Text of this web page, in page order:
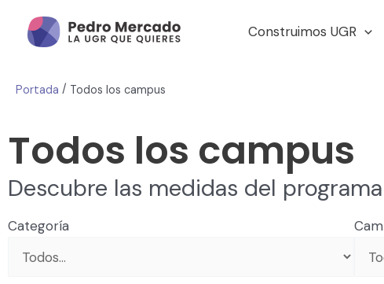
Construimos UGR
Portada / Todos los campus
Todos los campus
Descubre las medidas del programa
Categoría